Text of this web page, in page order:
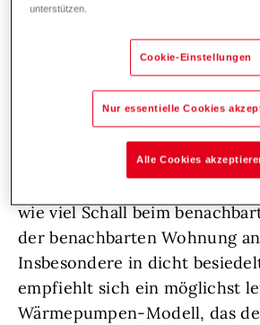
Auf den Schall der
kommt es an
In Punkto Schallschutz wird
der Wärmepumpe vom
wie viel Schall beim
der benachbarten Wohnung
Insbesondere in dicht
empfiehlt sich ein möglichst
Wärmepumpen-Modell, das
unterstützen.
Cookie-Einstellungen
Nur essentielle Cookies
Alle Cookies